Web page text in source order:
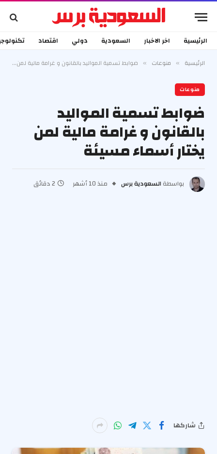
الرئيسية اخر الاخبار السعودية دولي اقتصاد
الرئيسية » منوعات » ضوابط تسمية المواليد بالقانون و غرامة مالية لمن يختار أسماء مسيئة
منوعات
ضوابط تسمية المواليد
بالقانون و غرامة مالية لمن
يختار أسماء مسيئة
بواسطة السعودية برس منذ 10 أشهر 2 دقائق
شاركها